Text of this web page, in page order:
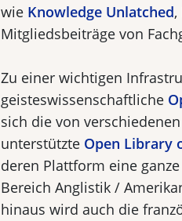
wie Knowledge Unlatched
Mitgliedsbeiträge von
Zu einer wichtigen
geisteswissenschaftliche
sich die von
unterstützte Open Library
deren Plattform eine
Bereich Anglistik /
hinaus wird auch die